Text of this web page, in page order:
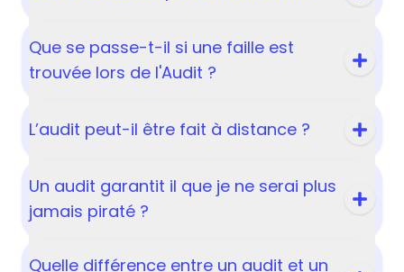
Que se passe-t-il si une faille est
trouvée lors de l'Audit ?
L’audit peut-il être fait à distance ?
Un audit garantit il que je ne serai plus
jamais piraté ?
Quelle différence entre un audit et un